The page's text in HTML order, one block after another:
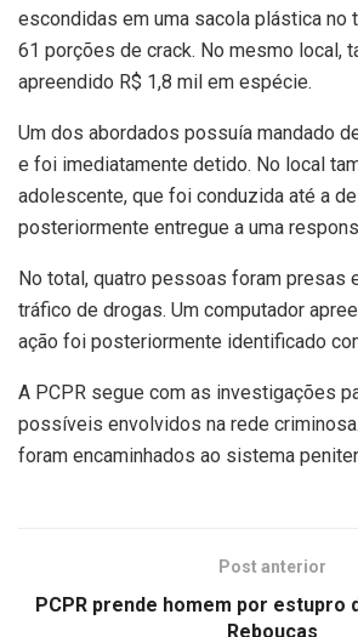
escondidas em uma sacola plástica no
61 porções de crack. No mesmo local,
apreendido R$ 1,8 mil em espécie.
Um dos abordados possuía mandado
e foi imediatamente detido. No local
adolescente, que foi conduzida até a
posteriormente entregue a uma
No total, quatro pessoas foram presas
tráfico de drogas. Um computador
ação foi posteriormente identificado
A PCPR segue com as investigações
possíveis envolvidos na rede
foram encaminhados ao sistema
Post anterior
PCPR prende homem por estupro
Rebouças